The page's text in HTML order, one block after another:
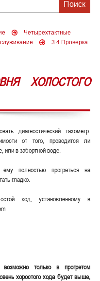
Четырехтактные
3.4 Проверка
ХОЛОСТОГО
диагностический тахометр.
от того, проводится ли
или в забортной воде.
полностью прогреться на
гладко.
ход, установленному в
только в прогретом
хоростого хода будет выше,